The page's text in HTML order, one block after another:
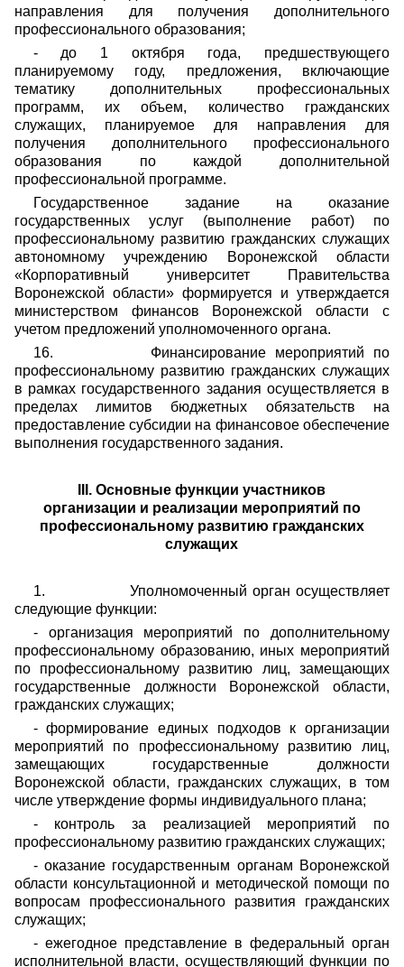
направления для получения дополнительного
профессионального образования;
- до 1 октября года, предшествующего
планируемому году, предложения, включающие
тематику дополнительных профессиональных
программ, их объем, количество гражданских
служащих, планируемое для направления для
получения дополнительного профессионального
образования по каждой дополнительной
профессиональной программе.
Государственное задание на оказание
государственных услуг (выполнение работ) по
профессиональному развитию гражданских служащих
автономному учреждению Воронежской области
«Корпоративный университет Правительства
Воронежской области» формируется и утверждается
министерством финансов Воронежской области с
учетом предложений уполномоченного органа.
16.
Финансирование мероприятий по
профессиональному развитию гражданских служащих
в рамках государственного задания осуществляется в
пределах лимитов бюджетных обязательств на
предоставление субсидии на финансовое обеспечение
выполнения государственного задания.
. Основные функции участников
организации и реализации мероприятий по
профессиональному развитию гражданских
служащих
1.
Уполномоченный орган осуществляет
следующие функции:
- организация мероприятий по дополнительному
профессиональному образованию, иных мероприятий
по профессиональному развитию лиц, замещающих
государственные должности Воронежской области,
гражданских служащих;
- формирование единых подходов к организации
мероприятий по профессиональному развитию лиц,
замещающих государственные должности
Воронежской области, гражданских служащих, в том
числе утверждение формы индивидуального плана;
- контроль за реализацией мероприятий по
профессиональному развитию гражданских служащих;
- оказание государственным органам Воронежской
области консультационной и методической помощи по
вопросам профессионального развития гражданских
служащих;
- ежегодное представление в федеральный орган
исполнительной власти, осуществляющий функции по